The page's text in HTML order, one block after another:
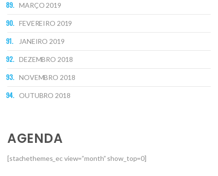
MARÇO 2019
FEVEREIRO 2019
JANEIRO 2019
DEZEMBRO 2018
NOVEMBRO 2018
OUTUBRO 2018
AGENDA
[stachethemes_ec view=”month” show_top=0]